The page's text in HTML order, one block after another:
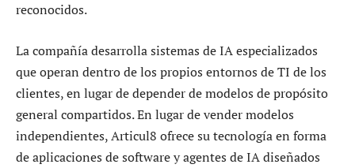
reconocidos.
La compañía desarrolla sistemas de IA especializados
que operan dentro de los propios entornos de TI de los
clientes, en lugar de depender de modelos de propósito
general compartidos. En lugar de vender modelos
independientes, Articul8 ofrece su tecnología en forma
de aplicaciones de software y agentes de IA diseñados